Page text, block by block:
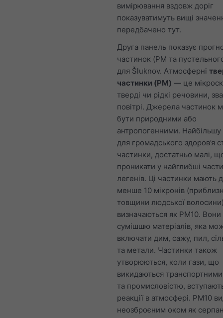
вимірювання вздовж доріг
показуватимуть вищі
передбачено тут.
Друга панель показує
частинок (PM та
для Šluknov. Атмосферні
частинки (PM) — це
тверді чи рідкі речовини,
повітрі. Джерела частинок
бути природними або
антропогенними. Найбільшу
для громадського здоров’я
частинки, достатньо малі,
проникати у найглибші
легенів. Ці частинки мають
менше 10 мікронів
товщини людської
визначаються як PM10. Вони
сумішшю матеріалів, яка
включати дим, сажу, пил,
та метали. Частинки також
утворюються, коли гази, що
викидаються
та промисловістю,
реакції в атмосфері. PM10
неозброєним оком як